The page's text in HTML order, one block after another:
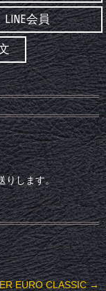
LINE会員
りします。
EURO CLASSIC→